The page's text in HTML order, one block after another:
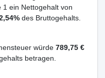
1 ein Nettogehalt von
des Bruttogehalts.
würde 789,75 €
betragen.